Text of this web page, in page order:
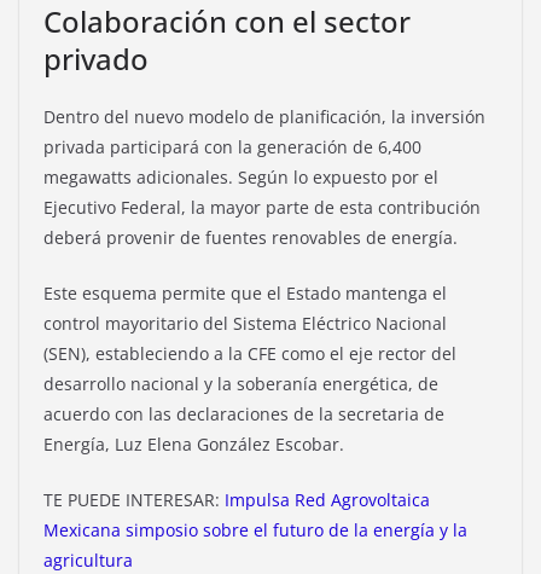
Colaboración con el sector
privado
Dentro del nuevo modelo de planificación, la inversión
privada participará con la generación de 6,400
megawatts adicionales. Según lo expuesto por el
Ejecutivo Federal, la mayor parte de esta contribución
deberá provenir de fuentes renovables de energía.
Este esquema permite que el Estado mantenga el
control mayoritario del Sistema Eléctrico Nacional
(SEN), estableciendo a la CFE como el eje rector del
desarrollo nacional y la soberanía energética, de
acuerdo con las declaraciones de la secretaria de
Energía, Luz Elena González Escobar.
TE PUEDE INTERESAR: Impulsa Red Agrovoltaica
Mexicana simposio sobre el futuro de la energía y la
agricultura